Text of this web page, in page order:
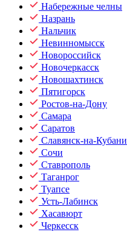
Набережные челны
Назрань
Нальчик
Невинномысск
Новороссийск
Новочеркасск
Новошахтинск
Пятигорск
Ростов-на-Дону
Самара
Саратов
Славянск-на-Кубани
Сочи
Ставрополь
Таганрог
Туапсе
Усть-Лабинск
Хасавюрт
Черкесск